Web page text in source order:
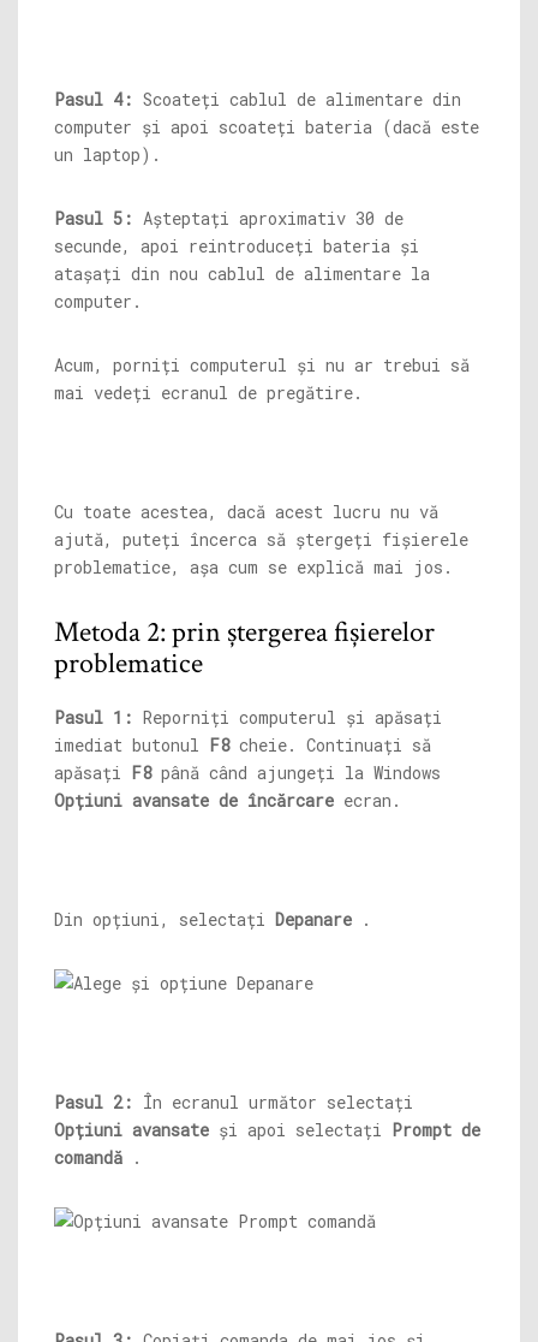
Pasul 4: Scoateți cablul de alimentare din
computer și apoi scoateți bateria (dacă este
un laptop).
Pasul 5: Așteptați aproximativ 30 de
secunde, apoi reintroduceți bateria și
atașați din nou cablul de alimentare la
computer.
Acum, porniți computerul și nu ar trebui să
mai vedeți ecranul de pregătire.
Cu toate acestea, dacă acest lucru nu vă
ajută, puteți încerca să ștergeți fișierele
problematice, așa cum se explică mai jos.
Metoda 2: prin ștergerea fișierelor
problematice
Pasul 1: Reporniți computerul și apăsați
imediat butonul F8cheie. Continuați să
apăsați F8până când ajungeți la Windows
Opțiuni avansate de încărcare ecran.
Din opțiuni, selectați Depanare .
Pasul 2: În ecranul următor selectați
Opțiuni avansate și apoi selectați Prompt de
comandă .